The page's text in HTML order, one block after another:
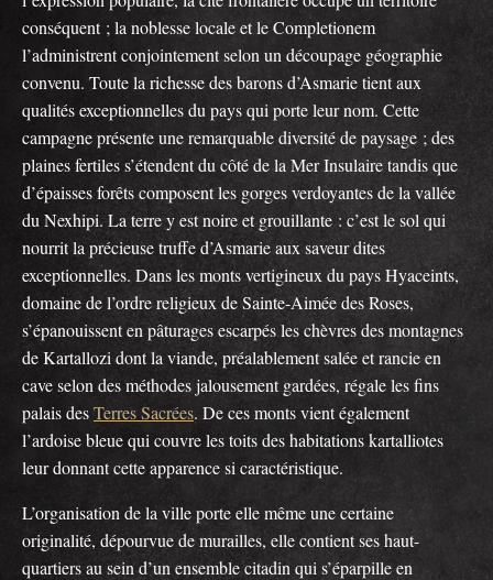
conséquent ; la noblesse locale et le Completionem
l’administrent conjointement selon un découpage géographie
convenu. Toute la richesse des barons d’Asmarie tient aux
qualités exceptionnelles du pays qui porte leur nom. Cette
campagne présente une remarquable diversité de paysage ; des
plaines fertiles s’étendent du côté de la Mer Insulaire tandis que
d’épaisses forêts composent les gorges verdoyantes de la vallée
du Nexhipi. La terre y est noire et grouillante : c’est le sol qui
nourrit la précieuse truffe d’Asmarie aux saveur dites
exceptionnelles. Dans les monts vertigineux du pays Hyaceints,
domaine de l’ordre religieux de Sainte-Aimée des Roses,
s’épanouissent en pâturages escarpés les chèvres des montagnes
de Kartallozi dont la viande, préalablement salée et rancie en
cave selon des méthodes jalousement gardées, régale les fins
palais desTerres Sacrées. De ces monts vient également
l’ardoise bleue qui couvre les toits des habitations kartalliotes
leur donnant cette apparence si caractéristique.
L’organisation de la ville porte elle même une certaine
originalité, dépourvue de murailles, elle contient ses haut-
quartiers au sein d’un ensemble citadin qui s’éparpille en